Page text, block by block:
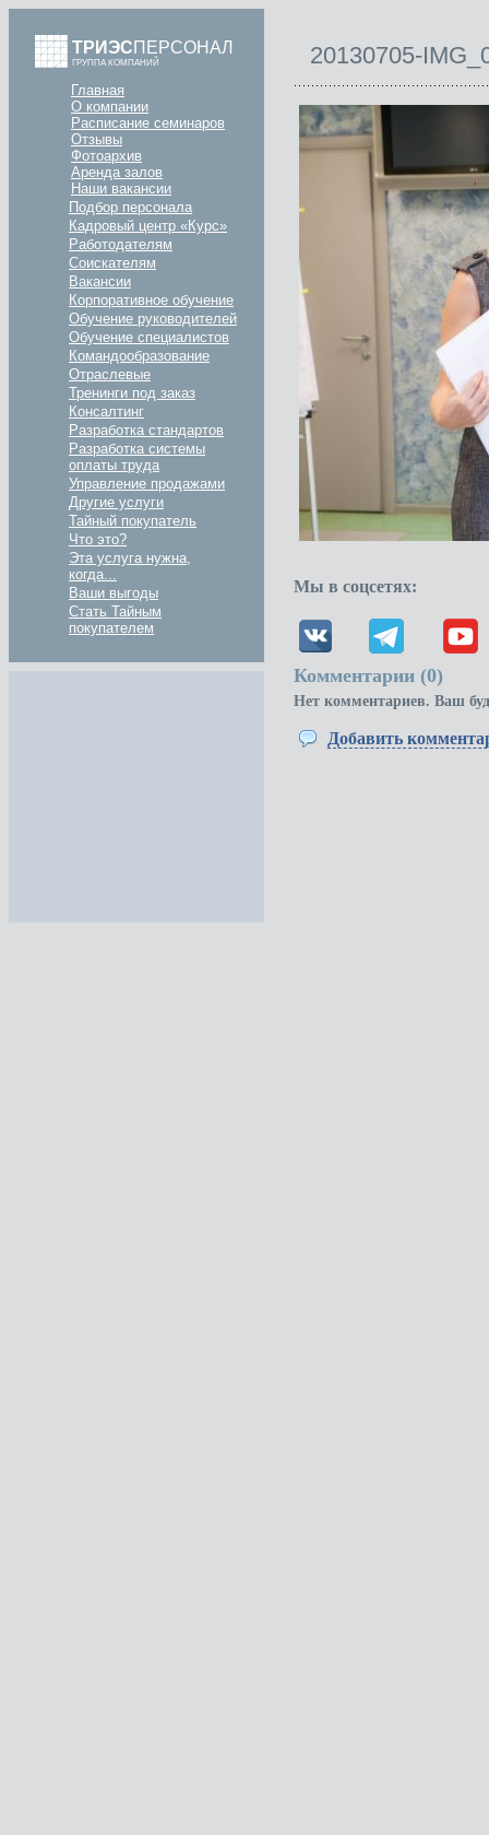
ТРИЭСПЕРСОНАЛ
ГРУППА КОМПАНИЙ
Главная
О компании
Расписание семинаров
Отзывы
Фотоархив
Аренда залов
Наши вакансии
Подбор персонала
Кадровый центр «Курс»
Работодателям
Соискателям
Вакансии
Корпоративное обучение
Обучение руководителей
Обучение специалистов
Командообразование
Отраслевые
Тренинги под заказ
Консалтинг
Разработка стандартов
Разработка системы
оплаты труда
Управление продажами
Другие услуги
Тайный покупатель
Что это?
Эта услуга нужна,
когда...
Ваши выгоды
Стать Тайным
покупателем
20130705-
Мы в соцсетях:
Комментарии (0)
Нет комментариев. Ваш
Добавить